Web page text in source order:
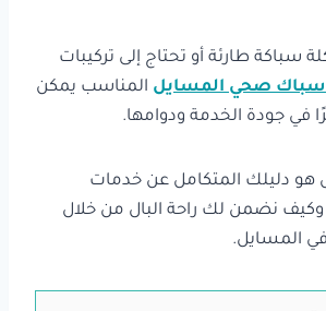
سباكة طارئة أو تحتاج إلى تركيبات
سباك صحي المسايل المناسب يمكن
في جودة الخدمة ودوامها.
هو دليلك المتكامل عن خدمات
وكيف نضمن لك راحة البال من خلال
في المسايل.